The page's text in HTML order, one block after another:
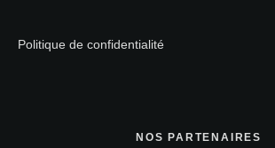
Politique de confidentialité
NOS PARTENAIRES